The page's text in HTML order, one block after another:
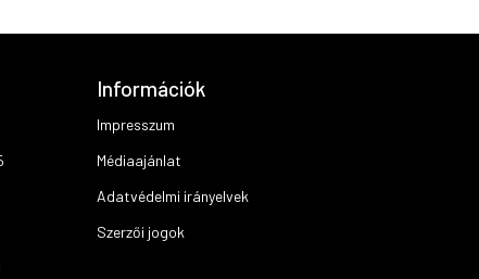
Információk
Impresszum
Médiaajánlat
Adatvédelmi irányelvek
Szerzői jogok